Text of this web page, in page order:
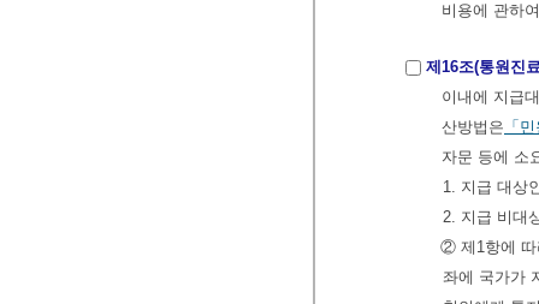
비용에 관하
제16조(통원진
이내에 지급
산방법은 「
자문 등에 소
1. 지급 대상
2. 지급 비대
② 제1항에 따
좌에 국가가